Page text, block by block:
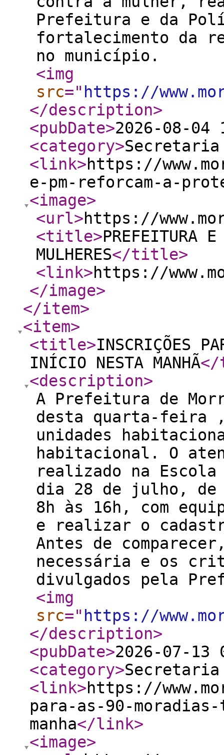
Prefeitura e da
fortalecimento da
no município.
<img
src=" https://
</description>
<pubDate>2026-08-04
<category>Secretaria
<link>https://
e-pm-reforcam-a-
<image>
<url>https://
<title>PREFEITURA E
MULHERES</title>
<link>https://
</image>
</item>
<item>
<title>INSCRIÇÕES
INÍCIO NESTA MANHÃ
<description>
A Prefeitura de
desta quarta-feira
unidades
habitacional. O
realizado na Escola
dia 28 de julho, de
8h às 16h, com
e realizar o
Antes de
necessária e os
divulgados pela
<img
src=" https://
</description>
<pubDate>2026-07-13
<category>Secretaria
<link>https://
para-as-90-
manha</link>
<image>